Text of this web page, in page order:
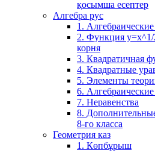
қосымша есептер
Алгебра рус
1.
2. Функция y=x^1/
корня
3. Квадратичная
4. Квадратные
5. Элементы
6.
7. Неравенства
8.
8-го класса
Геометрия каз
1. Көпбұрыш